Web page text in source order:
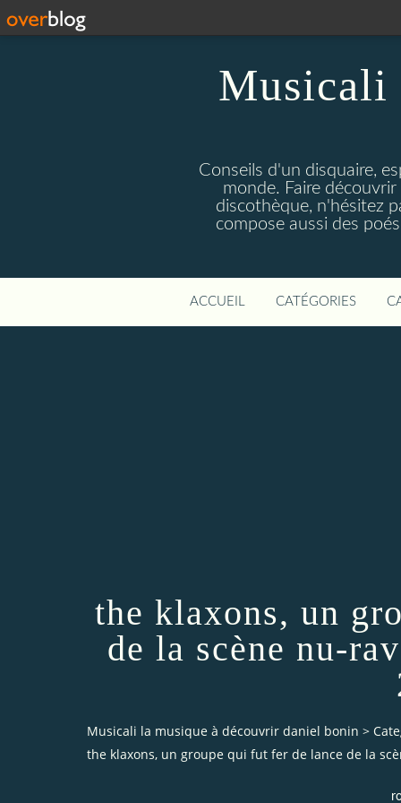
Musicali
Conseils d'un disquaire,
monde. Faire
discothèque, n'hésitez
compose aussi des
ACCUEIL CATÉGORIES
the klaxons, un
de la scène nu-
Musicali la musique à découvrir daniel bonin >
the klaxons, un groupe qui fut fer de lance de la